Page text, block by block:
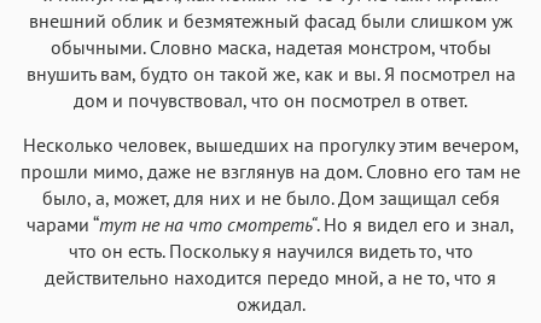
внешний облик и безмятежный фасад были слишком уж
обычными. Словно маска, надетая монстром, чтобы
внушить вам, будто он такой же, как и вы. Я посмотрел на
дом и почувствовал, что он посмотрел в ответ.
Несколько человек, вышедших на прогулку этим вечером,
прошли мимо, даже не взглянув на дом. Словно его там не
было, а, может, для них и не было. Дом защищал себя
чарами “тут не на что смотреть“. Но я видел его и знал,
что он есть. Поскольку я научился видеть то, что
действительно находится передо мной, а не то, что я
ожидал.